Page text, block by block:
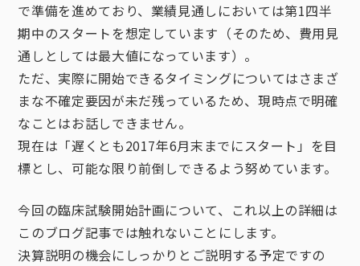
で準備を進めており、業績見通しにおいては第1四半
期中のスタートを想定しています（そのため、費用見
通しとしては最大値になっています）。
ただ、実際に開始できるタイミングについてはさまざ
まな不確定要因が未だ残っているため、現時点で明確
なことはお話しできません。
現在は「遅くとも2017年6月末までにスタート」を目
標とし、可能な限り前倒しできるよう努めています。
今回の臨床試験開始計画について、これ以上の詳細は
このブログ記事では触れないことにします。
決算説明の機会にしっかりとご説明する予定ですの